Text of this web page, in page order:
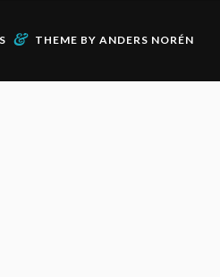
& THEME BY ANDERS NORÉN